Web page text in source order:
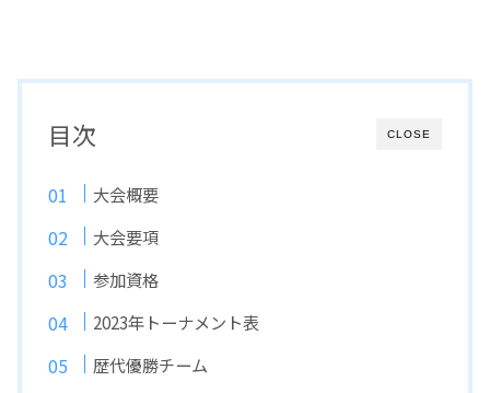
CLOSE
目次
大会概要
大会要項
参加資格
2023年トーナメント表
歴代優勝チーム